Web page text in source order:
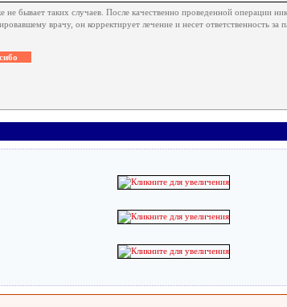
не бывает таких случаев. После качественно проведенной операции
врачу, он корректирует лечение и несет ответственность за